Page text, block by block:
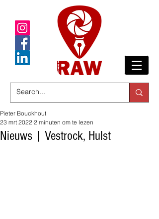
Nieuws | Vestrock, Hulst
Pieter Bouckhout
23 mrt 2022 2 minuten om te lezen